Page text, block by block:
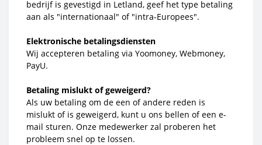
bedrijf is gevestigd in Letland, geef het type betaling
aan als "internationaal" of "intra-Europees".
Elektronische betalingsdiensten
Wij accepteren betaling via Yoomoney, Webmoney,
PayU.
Betaling mislukt of geweigerd?
Als uw betaling om de een of andere reden is
mislukt of is geweigerd, kunt u ons bellen of een e-
mail sturen. Onze medewerker zal proberen het
probleem snel op te lossen.